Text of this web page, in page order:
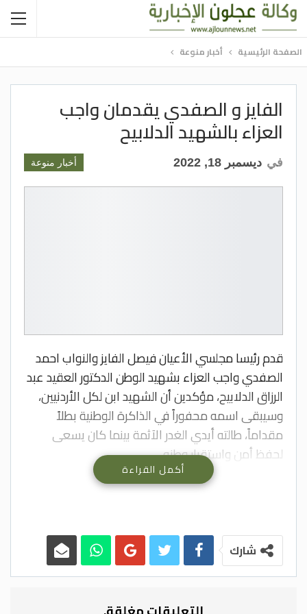
الصفحة الرئيسية أخبار منوعة
الفايز و الصفدي يقدمان واجب
العزاء بالشهيد الدلابيح
أخبار منوعة في ديسمبر 18, 2022
قدم رئيسا مجلسي الأعيان فيصل الفايز والنواب احمد
الصفدي واجب العزاء بشهيد الوطن الدكتور العقيد عبد
الرزاق الدلابيح، مؤكدين أن الشهيد ابن لكل الأردنيين،
وسيبقى اسمه محفوراً في الذاكرة الوطنية بطلاً
مقداماً، طالته أيدي الغدر الآثمة بينما كان يسعى
لحفظ أمن واستقرار وطنه.
وعبر الفايز والصفدي باسم أعضاء مجلسي الأعيان
والنواب عن بالغ العزاء والمواساة لذوي الشهيد،
إلى المجرمين والقصاص منهم.
وأكدا أن أبناء شعبنا بالتفافهم حول قائدنا جلالة الملك
عبد الله الثاني المفدى، سيهزمون كل من تسول لهم
أمن واستقرار الأردن مصيرها الفشل، حيث حبانا الله
أكمل القراءة
شارك